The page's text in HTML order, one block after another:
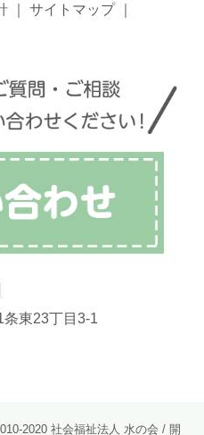
サイトマップ｜
東23丁目3-1
2020 社会福祉法人 水の会 / 開